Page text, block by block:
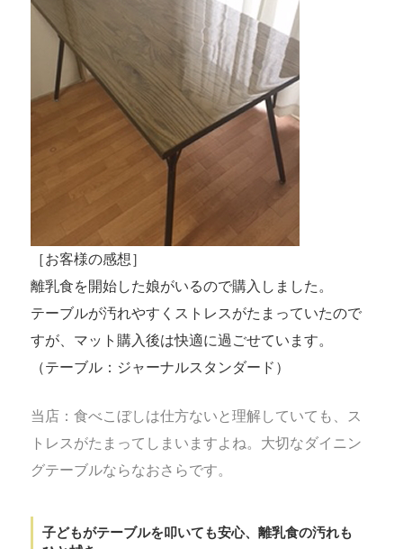
［お客様の感想］
離乳食を開始した娘がいるので購入しました。
テーブルが汚れやすくストレスがたまっていたので
すが、マット購入後は快適に過ごせています。
（テーブル：ジャーナルスタンダード）
当店：食べこぼしは仕方ないと理解していても、ス
トレスがたまってしまいますよね。大切なダイニン
グテーブルならなおさらです。
子どもがテーブルを叩いても安心、離乳食の汚れも